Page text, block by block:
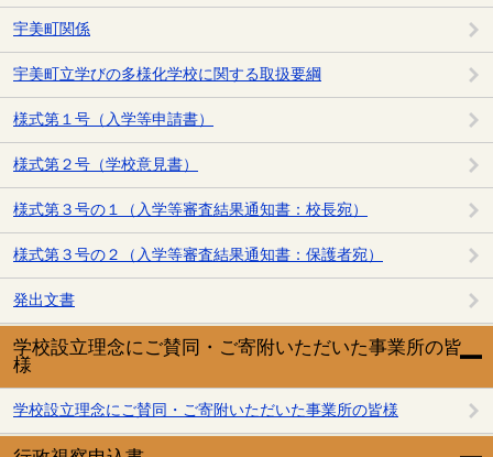
宇美町関係
宇美町立学びの多様化学校に関する取扱要綱
様式第１号（入学等申請書）
様式第２号（学校意見書）
様式第３号の１（入学等審査結果通知書：校長宛）
様式第３号の２（入学等審査結果通知書：保護者宛）
発出文書
学校設立理念にご賛同・ご寄附いただいた事業所の皆
様
学校設立理念にご賛同・ご寄附いただいた事業所の皆様